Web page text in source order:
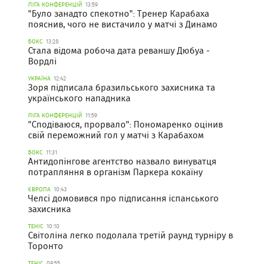
ЛІГА КОНФЕРЕНЦІЙ 13:59
"Було занадто спекотно": Тренер Карабаха
пояснив, чого не вистачило у матчі з Динамо
БОКС 13:28
Стала відома робоча дата реваншу Дюбуа -
Вордлі
УКРАЇНА 12:42
Зоря підписала бразильського захисника та
українського нападника
ЛІГА КОНФЕРЕНЦІЙ 11:59
"Сподіваюся, прорвало": Пономаренко оцінив
свій переможний гол у матчі з Карабахом
БОКС 11:31
Антидопінгове агентство назвало винуватця
потрапляння в організм Паркера кокаїну
ЄВРОПА 10:43
Челсі домовився про підписання іспанського
захисника
ТЕНІС 10:10
Світоліна легко подолала третій раунд турніру в
Торонто